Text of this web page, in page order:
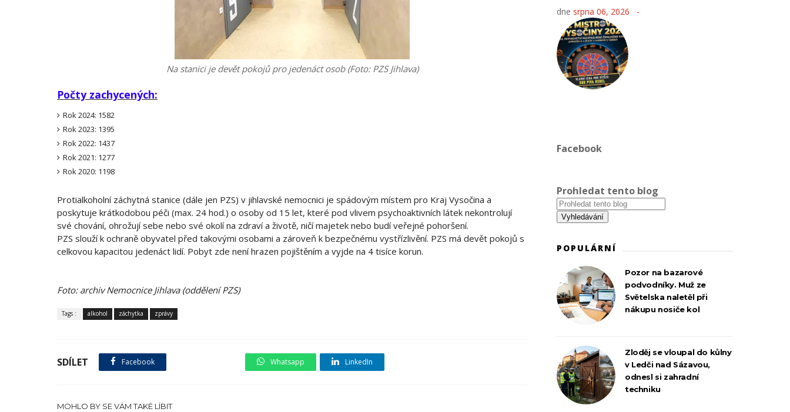
Na stanici je devět pokojů pro jedenáct osob (Foto: PZS Jihlava)
Počty zachycených:
Rok 2024: 1582
Rok 2023: 1395
Rok 2022: 1437
Rok 2021: 1277
Rok 2020: 1198
Protialkoholní záchytná stanice (dále jen PZS) v jihlavské nemocnici je spádovým místem pro Kraj Vysočina a
poskytuje krátkodobou péči (max. 24 hod.) o osoby od 15 let, které pod vlivem psychoaktivních látek nekontrolují
své chování, ohrožují sebe nebo své okolí na zdraví a životě, ničí majetek nebo budí veřejné pohoršení.
PZS slouží k ochraně obyvatel před takovými osobami a zároveň k bezpečnému vystřízlivění. PZS má devět pokojů s
celkovou kapacitou jedenáct lidí. Pobyt zde není hrazen pojištěním a vyjde na 4 tisíce korun.
Foto: archiv Nemocnice Jihlava (oddělení PZS)
Tags : alkohol záchytka zprávy
SDÍLET Facebook Whatsapp LinkedIn
MOHLO BY SE VÁM TAKÉ LÍBIT
dne srpna 06, 2026
Facebook
Prohledat tento blog
POPULÁRNÍ
Pozor na bazarové
podvodníky. Muž ze
Světelska naletěl při
nákupu nosiče kol
Zloděj se vloupal do kůlny
v Ledči nad Sázavou,
odnesl si zahradní
techniku